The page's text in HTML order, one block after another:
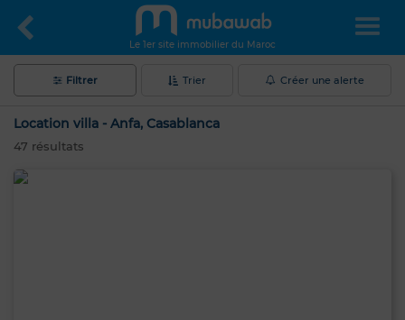
Le 1er site immobilier du Maroc
Filtrer Trier Créer une alerte
Location villa - Anfa, Casablanca
47 résultats